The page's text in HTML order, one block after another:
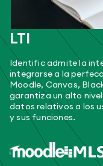
LTI
Identific admite la
integrarse a la
Moodle, Canvas,
garantiza un alto
datos relativos a los
y sus funciones.